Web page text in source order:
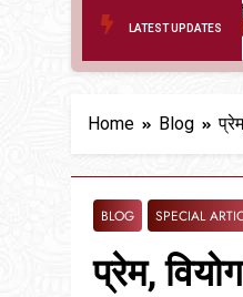
LATEST UPDATES
दर्द ए आरक्षण (सुनील शर्मा)
Home Blog
BLOG SPECIAL
प्रेम,